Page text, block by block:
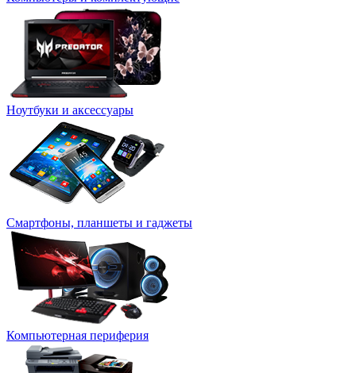
Ноутбуки и аксессуары
Смартфоны, планшеты и гаджеты
Компьютерная периферия